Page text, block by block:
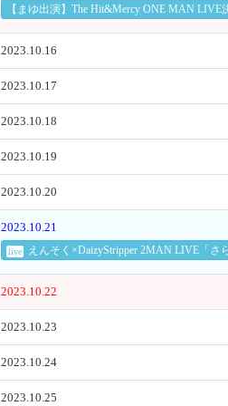
【まゆ出演】The Hit&Mercy ONE MAN LIVE
2023.10.16
2023.10.17
2023.10.18
2023.10.19
2023.10.20
2023.10.21
live えんそく×DaizyStripper 2MAN LIVE「さ
2023.10.22
2023.10.23
2023.10.24
2023.10.25